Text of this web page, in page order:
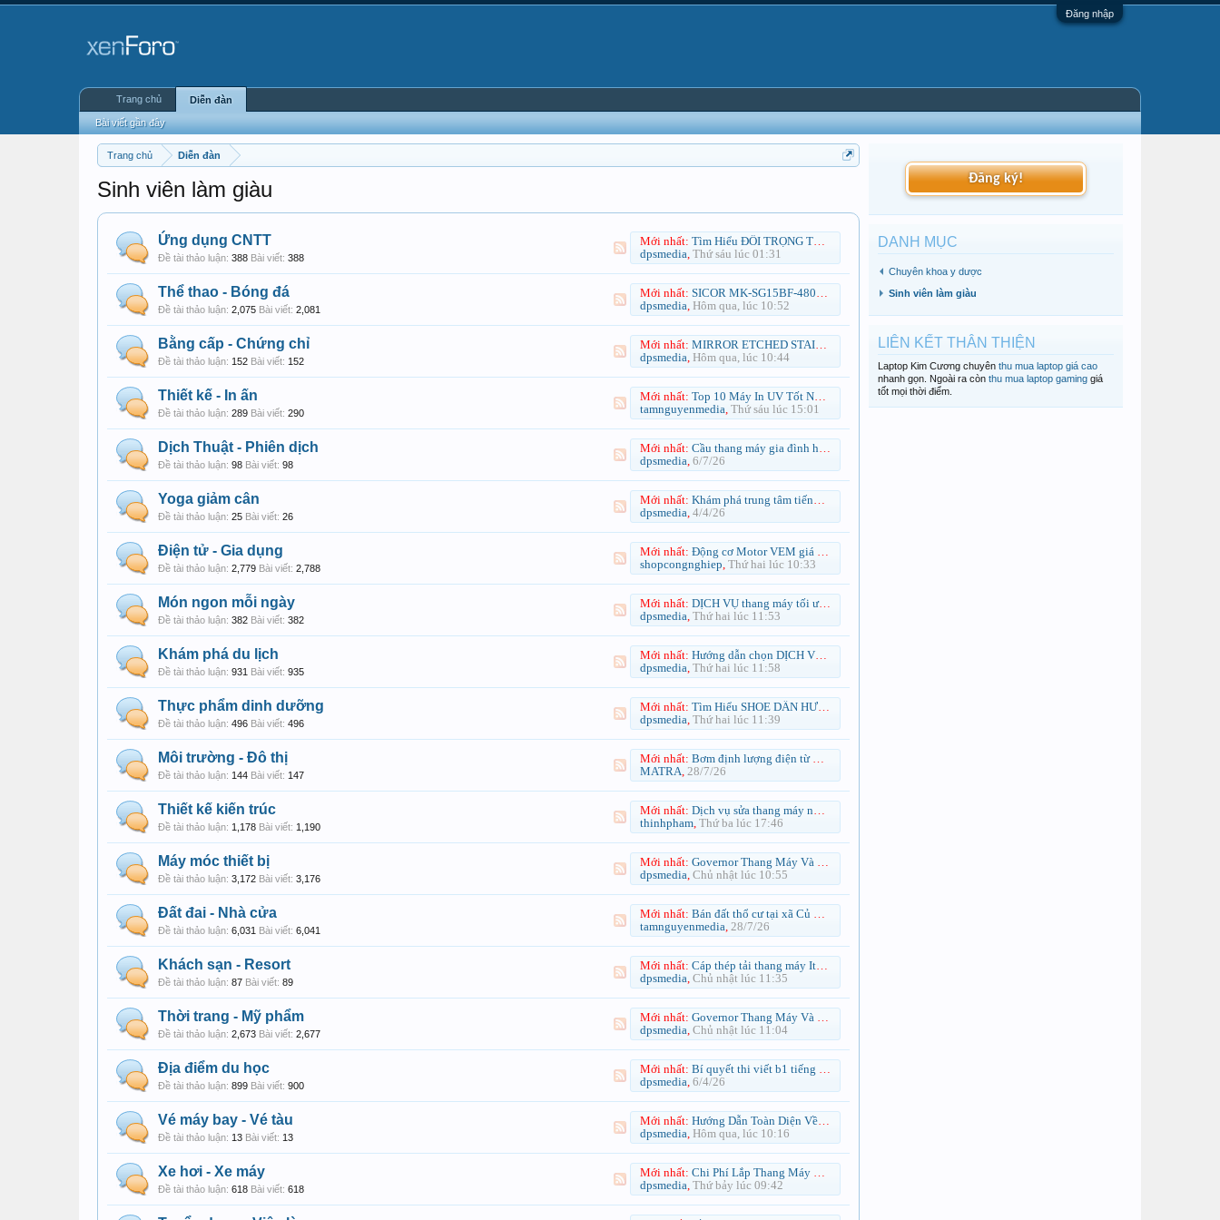
Đăng nhập
Trang chủ Diễn đàn
Sinh viên làm giàu
Ứng dụng CNTT
Đề tài thảo luận: 388 Bài viết: 388
Mới nhất: Tìm Hiểu ĐỐI TRỌNG THANG MÁY BẰNG BÊ TÔNG-GIÁ 1KG Từ A-Z
dpsmedia, Thứ sáu lúc 01:31
Thể thao - Bóng đá
Đề tài thảo luận: 2,075 Bài viết: 2,081
Mới nhất: SICOR MK-SG15BF-480-1.0 Elevator Traction Machine Review
dpsmedia, Hôm qua, lúc 10:52
Bằng cấp - Chứng chỉ
Đề tài thảo luận: 152 Bài viết: 152
Mới nhất: MIRROR ETCHED STAINLESS STEEL ELEVATOR CABIN 1 for Luxury Residential E...
dpsmedia, Hôm qua, lúc 10:44
Thiết kế - In ấn
Đề tài thảo luận: 289 Bài viết: 290
Mới nhất: Top 10 Máy In UV Tốt Nhất Hiện Nay Đáng Đầu Tư Cho Xưởng In Quảng Cáo
tamnguyenmedia, Thứ sáu lúc 15:01
Dịch Thuật - Phiên dịch
Đề tài thảo luận: 98 Bài viết: 98
Mới nhất: Cầu thang máy gia đình hiện đại an toàn cho nhà nhiều tầng
dpsmedia, 6/7/26
Yoga giảm cân
Đề tài thảo luận: 25 Bài viết: 26
Mới nhất: Khám phá trung tâm tiếng đức dshi chi tiết
dpsmedia, 4/4/26
Điện tử - Gia dụng
Đề tài thảo luận: 2,779 Bài viết: 2,788
Mới nhất: Động cơ Motor VEM giá tốt Tại Việt Nam
shopcongnghiep, Thứ hai lúc 10:33
Món ngon mỗi ngày
Đề tài thảo luận: 382 Bài viết: 382
Mới nhất: DỊCH VỤ thang máy tối ưu cho nhà ở, khách sạn và dự án
dpsmedia, Thứ hai lúc 11:53
Khám phá du lịch
Đề tài thảo luận: 931 Bài viết: 935
Mới nhất: Hướng dẫn chọn DỊCH VỤ thang máy phù hợp nhu cầu sử dụng
dpsmedia, Thứ hai lúc 11:58
Thực phẩm dinh dưỡng
Đề tài thảo luận: 496 Bài viết: 496
Mới nhất: Tìm Hiểu SHOE DẪN HƯỚNG CABIN THANG MÁY T114 Cho Công Trình Thang Máy
dpsmedia, Thứ hai lúc 11:39
Môi trường - Đô thị
Đề tài thảo luận: 144 Bài viết: 147
Mới nhất: Bơm định lượng điện từ K70PP
MATRA, 28/7/26
Thiết kế kiến trúc
Đề tài thảo luận: 1,178 Bài viết: 1,190
Mới nhất: Dịch vụ sửa thang máy nhanh giúp giảm thời gian gián đoạn vận hành
thinhpham, Thứ ba lúc 17:46
Máy móc thiết bị
Đề tài thảo luận: 3,172 Bài viết: 3,176
Mới nhất: Governor Thang Máy Và Những Tiêu Chí Lựa Chọn Quan Trọng
dpsmedia, Chủ nhật lúc 10:55
Đất đai - Nhà cửa
Đề tài thảo luận: 6,031 Bài viết: 6,041
Mới nhất: Bán đất thổ cư tại xã Củ Chi (xã Tân Phú Trung cũ)
tamnguyenmedia, 28/7/26
Khách sạn - Resort
Đề tài thảo luận: 87 Bài viết: 89
Mới nhất: Cáp thép tải thang máy Italy CTTM-6.5mm lõi thép: hướng dẫn chọn mua và...
dpsmedia, Chủ nhật lúc 11:35
Thời trang - Mỹ phẩm
Đề tài thảo luận: 2,673 Bài viết: 2,677
Mới nhất: Governor Thang Máy Và Vai Trò Trong Hệ Thống An Toàn Cabin
dpsmedia, Chủ nhật lúc 11:04
Địa điểm du học
Đề tài thảo luận: 899 Bài viết: 900
Mới nhất: Bí quyết thi viết b1 tiếng đức chắc chắn đỗ
dpsmedia, 6/4/26
Vé máy bay - Vé tàu
Đề tài thảo luận: 13 Bài viết: 13
Mới nhất: Hướng Dẫn Toàn Diện Về Cảm Biến Thang Máy Cho Nhà Ở Và Cao Ốc
dpsmedia, Hôm qua, lúc 10:16
Xe hơi - Xe máy
Đề tài thảo luận: 618 Bài viết: 618
Mới nhất: Chi Phí Lắp Thang Máy Gia Đình 2026 Và Tiêu Chí Chọn Phương Án Phù Hợp
dpsmedia, Thứ bảy lúc 09:42
Đăng ký!
DANH MỤC
Chuyên khoa y dược
Sinh viên làm giàu
LIÊN KẾT THÂN THIỆN
Laptop Kim Cương chuyên thu mua laptop giá cao
nhanh gọn. Ngoài ra còn thu mua laptop gaming giá
tốt mọi thời điểm.
Trang chủ Diễn đàn
Bài viết gần đây